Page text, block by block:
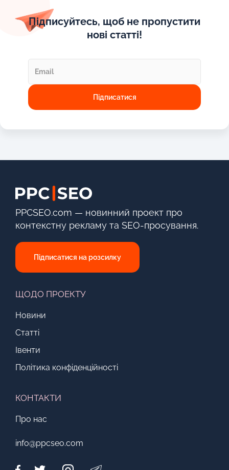
Підписуйтесь, щоб не пропустити
нові статті!
PPCSEO.com — новинний проект про
контекстну рекламу та SEO-просування.
Підписатися на розсилку
ЩОДО ПРОЕКТУ
Новини
Статті
Івенти
Політика конфіденційності
КОНТАКТИ
Про нас
info@ppcseo.com